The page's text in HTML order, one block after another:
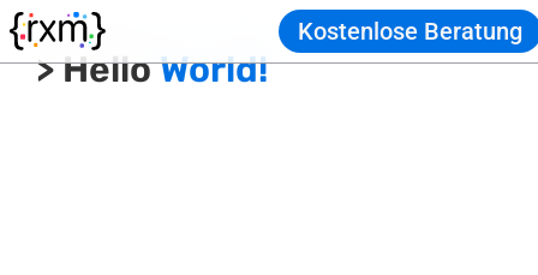
Kostenlose Beratung
> HelloWorld!